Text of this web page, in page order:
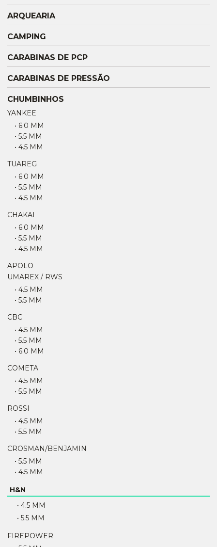
ARQUEARIA
CAMPING
CARABINAS DE PCP
CARABINAS DE PRESSÃO
CHUMBINHOS
YANKEE
• 6.0 MM
• 5.5 MM
• 4.5 MM
TUAREG
• 6.0 MM
• 5.5 MM
• 4.5 MM
CHAKAL
• 6.0 MM
• 5.5 MM
• 4.5 MM
APOLO
UMAREX / RWS
• 4.5 MM
• 5.5 MM
CBC
• 4.5 MM
• 5.5 MM
• 6.0 MM
COMETA
• 4.5 MM
• 5.5 MM
ROSSI
• 4.5 MM
• 5.5 MM
CROSMAN/BENJAMIN
• 5.5 MM
• 4.5 MM
H&N
• 4.5 MM
• 5.5 MM
FIREPOWER